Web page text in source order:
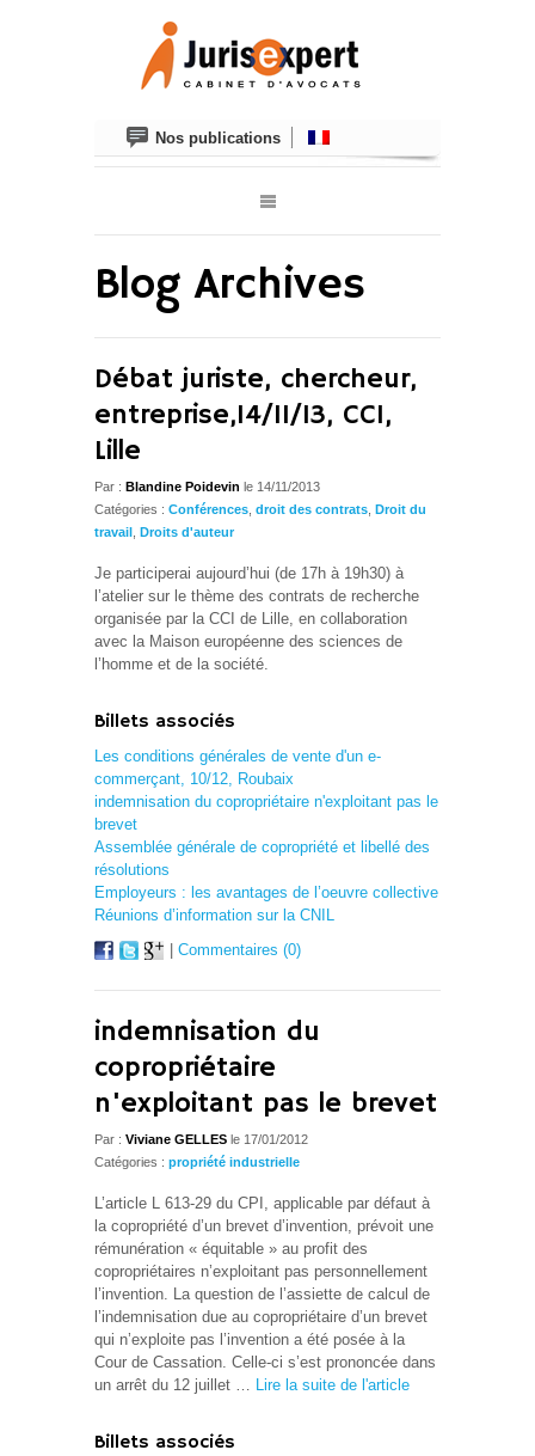
Nos publications
Blog Archives
Débat juriste, chercheur,
entreprise,14/11/13, CCI,
Lille
Par : Blandine Poidevin le 14/11/2013
Catégories : Conférences droit des contrats Droit du
travail Droits d'auteur
Je participerai aujourd’hui (de 17h à 19h30) à
l’atelier sur le thème des contrats de recherche
organisée par la CCI de Lille, en collaboration
avec la Maison européenne des sciences de
l’homme et de la société.
Billets associés
Les conditions générales de vente d'un e-
commerçant, 10/12, Roubaix
indemnisation du copropriétaire n'exploitant pas le
brevet
Assemblée générale de copropriété et libellé des
résolutions
Employeurs : les avantages de l’oeuvre collective
Réunions d’information sur la CNIL
Commentaires (0)
indemnisation du
copropriétaire
n'exploitant pas le brevet
Par : Viviane GELLES le 17/01/2012
Catégories : propriété industrielle
L’article L 613-29 du CPI, applicable par défaut à
la copropriété d’un brevet d’invention, prévoit une
rémunération « équitable » au profit des
copropriétaires n’exploitant pas personnellement
l’invention. La question de l’assiette de calcul de
l’indemnisation due au copropriétaire d’un brevet
qui n’exploite pas l’invention a été posée à la
Cour de Cassation. Celle-ci s’est prononcée dans
un arrêt du 12 juillet … Lire la suite de l'article
Billets associés